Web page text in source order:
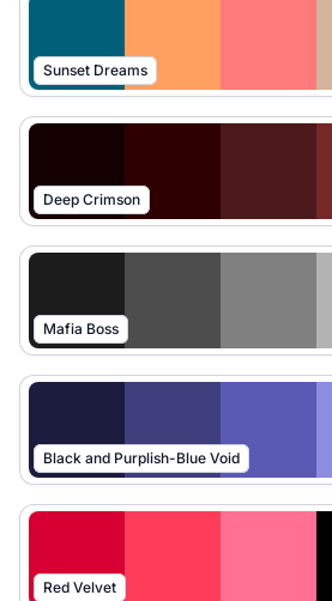
Sunset Dreams
Deep Crimson
Mafia Boss
Black and Purplish-Blue Void
Red Velvet